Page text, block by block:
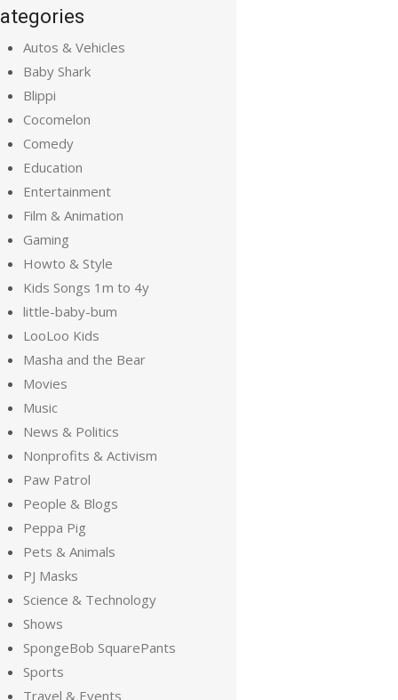
Autos & Vehicles
Baby Shark
Blippi
Cocomelon
Comedy
Education
Entertainment
Film & Animation
Gaming
Howto & Style
Kids Songs 1m to 4y
little-baby-bum
LooLoo Kids
Masha and the Bear
Movies
Music
News & Politics
Nonprofits & Activism
Paw Patrol
People & Blogs
Peppa Pig
Pets & Animals
PJ Masks
Science & Technology
Shows
SpongeBob SquarePants
Sports
Travel & Events